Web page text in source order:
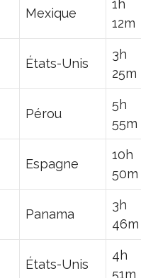
Mexique
1h
12m
États-Unis
3h
25m
Pérou
5h
55m
Espagne
10h
50m
Panama
3h
46m
États-Unis
4h
51m